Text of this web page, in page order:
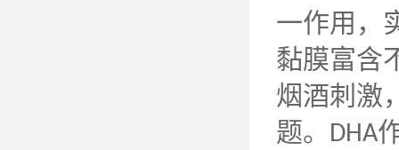
一作用，
黏膜富含
烟酒刺激
题。 DHA